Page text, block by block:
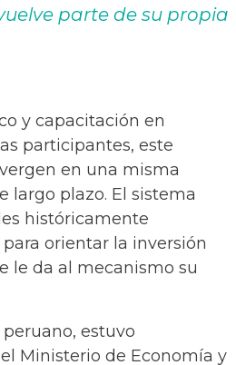
parte de su propia
y capacitación en
participantes, este
en una misma
largo plazo. El sistema
históricamente
orientar la inversión
le da al mecanismo su
estuvo
Ministerio de Economía y